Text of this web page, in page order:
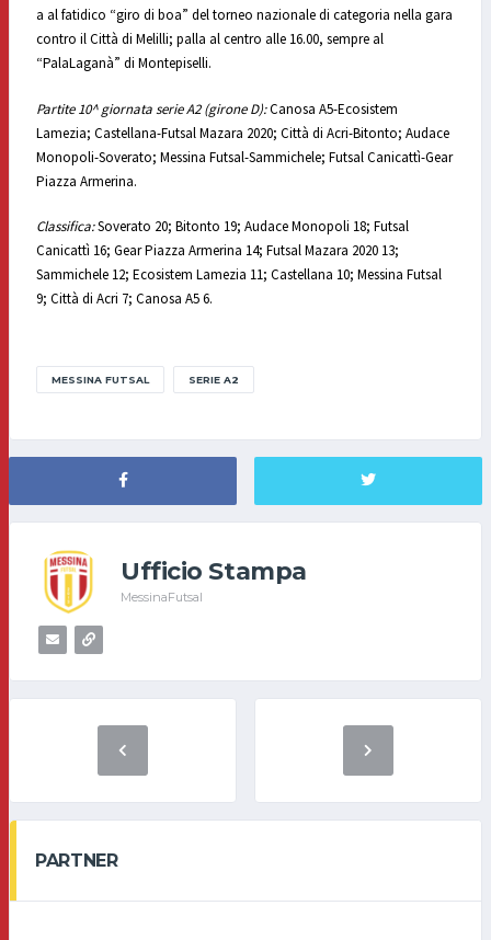
a al fatidico “giro di boa” del torneo nazionale di categoria nella gara
contro il Città di Melilli; palla al centro alle 16.00, sempre al
“PalaLaganà” di Montepiselli.
Partite 10^ giornata serie A2 (girone D):Canosa A5-Ecosistem
Lamezia; Castellana-Futsal Mazara 2020; Città di Acri-Bitonto; Audace
Monopoli-Soverato; Messina Futsal-Sammichele; Futsal Canicattì-Gear
Piazza Armerina.
Classifica:Soverato 20; Bitonto 19; Audace Monopoli 18; Futsal
Canicattì 16; Gear Piazza Armerina 14; Futsal Mazara 2020 13;
Sammichele 12; Ecosistem Lamezia 11; Castellana 10; Messina Futsal
9; Città di Acri 7; Canosa A5 6.
MESSINA FUTSAL SERIE A2
Ufficio Stampa
MessinaFutsal
PARTNER